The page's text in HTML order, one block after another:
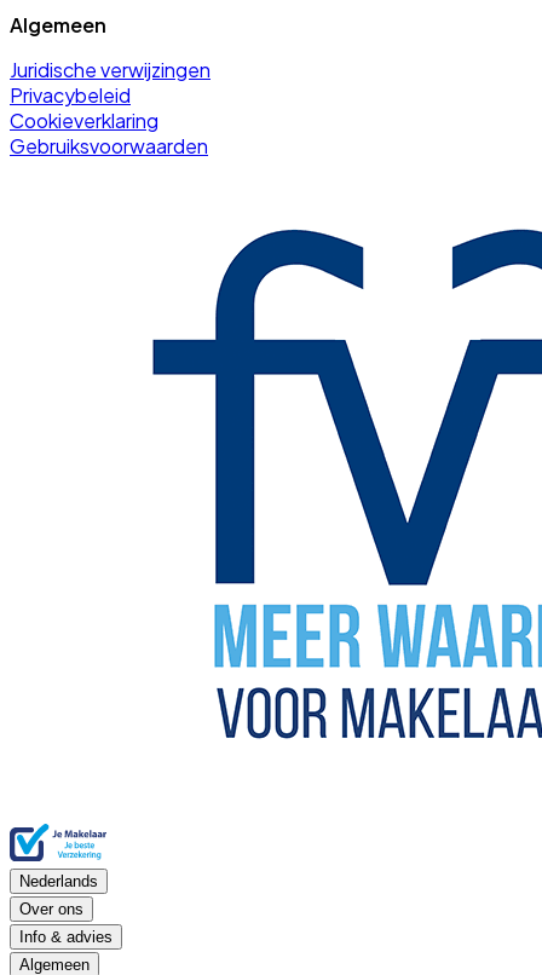
Algemeen
Juridische verwijzingen
Privacybeleid
Cookieverklaring
Gebruiksvoorwaarden
Nederlands
Over ons
Info & advies
Algemeen